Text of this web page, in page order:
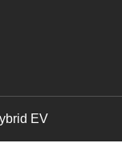
EV